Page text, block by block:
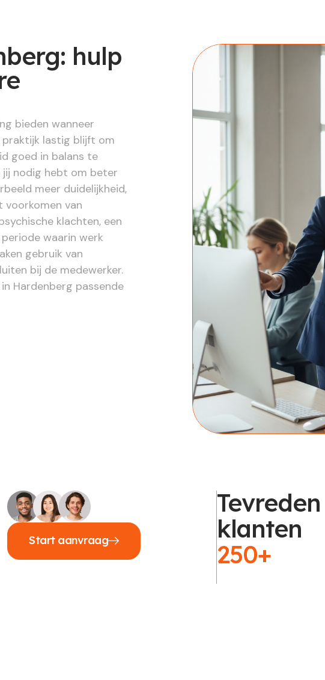
hulp
bieden wanneer
praktijk lastig blijft om
goed in balans te
jij nodig hebt om beter
meer duidelijkheid,
voorkomen van
klachten, een
waarin werk
gebruik van
bij de medewerker.
Hardenberg passende
Start aanvraag
Tevreden
klanten
250+